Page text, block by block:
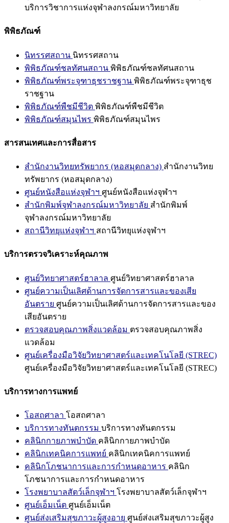
บริการวิชาการแห่งจุฬาลงกรณ์มหาวิทยาลัย
พิพิธภัณฑ์
นิทรรศสถาน นิทรรศสถาน
พิพิธภัณฑ์ชลทัศนสถาน พิพิธภัณฑ์ชลทัศนสถาน
พิพิธภัณฑ์พระจุฑาธุชราชฐาน พิพิธภัณฑ์พระจุฑาธุช
ราชฐาน
พิพิธภัณฑ์พืชมีชีวิต พิพิธภัณฑ์พืชมีชีวิต
พิพิธภัณฑ์สมุนไพร พิพิธภัณฑ์สมุนไพร
สารสนเทศและการสื่อสาร
สำนักงานวิทยทรัพยากร (หอสมุดกลาง) สำนักงานวิทย
ทรัพยากร (หอสมุดกลาง)
ศูนย์หนังสือแห่งจุฬาฯ ศูนย์หนังสือแห่งจุฬาฯ
สำนักพิมพ์จุฬาลงกรณ์มหาวิทยาลัย สำนักพิมพ์
จุฬาลงกรณ์มหาวิทยาลัย
สถานีวิทยุแห่งจุฬาฯ สถานีวิทยุแห่งจุฬาฯ
บริการตรวจวิเคราะห์คุณภาพ
ศูนย์วิทยาศาสตร์ฮาลาล ศูนย์วิทยาศาสตร์ฮาลาล
ศูนย์ความเป็นเลิศด้านการจัดการสารและของเสีย
อันตราย ศูนย์ความเป็นเลิศด้านการจัดการสารและของ
เสียอันตราย
ตรวจสอบคุณภาพสิ่งแวดล้อม ตรวจสอบคุณภาพสิ่ง
แวดล้อม
ศูนย์เครื่องมือวิจัยวิทยาศาสตร์และเทคโนโลยี (STREC)
ศูนย์เครื่องมือวิจัยวิทยาศาสตร์และเทคโนโลยี (STREC)
บริการทางการแพทย์
โอสถศาลา โอสถศาลา
บริการทางทันตกรรม บริการทางทันตกรรม
คลินิกกายภาพบำบัด คลินิกกายภาพบำบัด
คลินิกเทคนิคการแพทย์ คลินิกเทคนิคการแพทย์
คลินิกโภชนาการและการกำหนดอาหาร คลินิก
โภชนาการและการกำหนดอาหาร
โรงพยาบาลสัตว์เล็กจุฬาฯ โรงพยาบาลสัตว์เล็กจุฬาฯ
ศูนย์เอ็มเน็ต ศูนย์เอ็มเน็ต
ศูนย์ส่งเสริมสุขภาวะผู้สูงอายุ ศูนย์ส่งเสริมสุขภาวะผู้สูง